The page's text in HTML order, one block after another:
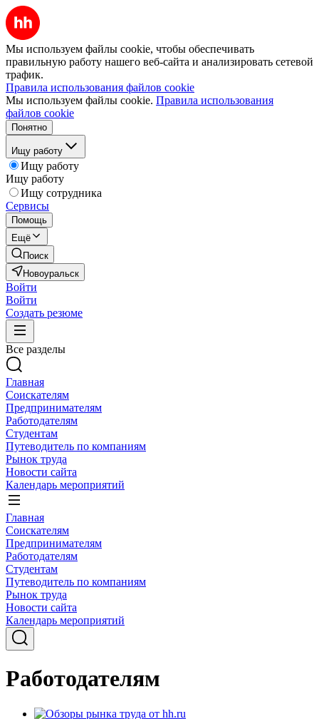
Мы используем файлы cookie, чтобы обеспечивать
правильную работу нашего веб-сайта и анализировать сетевой
трафик.
Правила использования файлов cookie
Мы используем файлы cookie. Правила использования
файлов cookie
Понятно
Ищу работу
Ищу работу
Ищу работу
Ищу сотрудника
Сервисы
Помощь
Ещё
Поиск
Новоуральск
Войти
Войти
Создать резюме
Все разделы
Главная
Соискателям
Предпринимателям
Работодателям
Студентам
Путеводитель по компаниям
Рынок труда
Новости сайта
Календарь мероприятий
Главная
Соискателям
Предпринимателям
Работодателям
Студентам
Путеводитель по компаниям
Рынок труда
Новости сайта
Календарь мероприятий
Работодателям